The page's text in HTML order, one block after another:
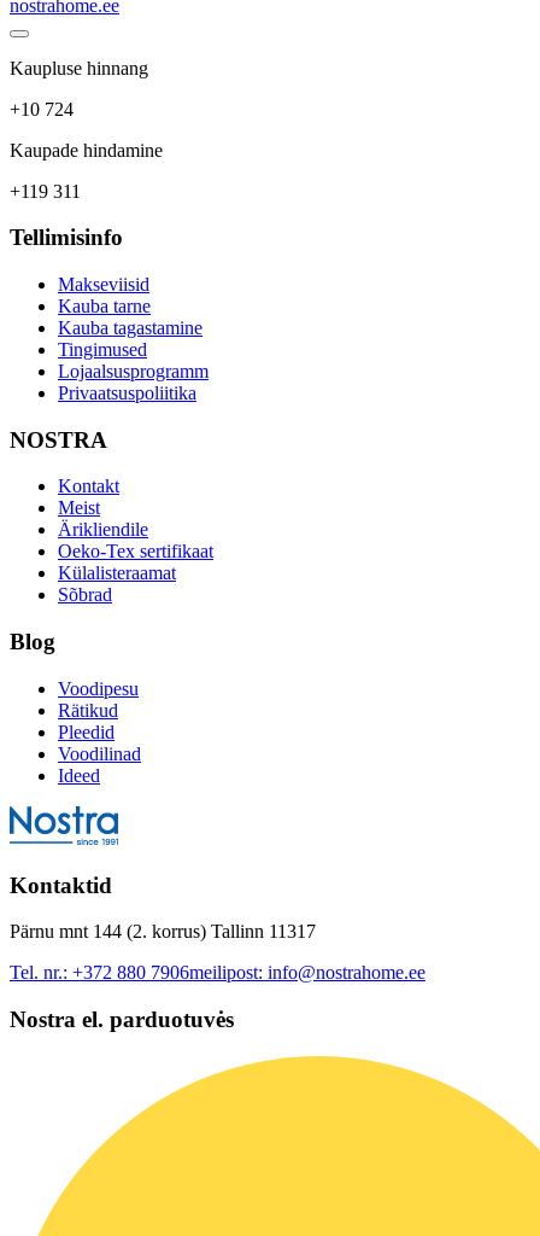
nostrahome.ee
Kaupluse hinnang
+10 724
Kaupade hindamine
+119 311
Tellimisinfo
Makseviisid
Kauba tarne
Kauba tagastamine
Tingimused
Lojaalsusprogramm
Privaatsuspoliitika
NOSTRA
Kontakt
Meist
Ärikliendile
Oeko-Tex sertifikaat
Külalisteraamat
Sõbrad
Blog
Voodipesu
Rätikud
Pleedid
Voodilinad
Ideed
Kontaktid
Pärnu mnt 144 (2. korrus) Tallinn 11317
Tel. nr.: +372 880 7906meilipost: info@nostrahome.ee
Nostra el. parduotuvės